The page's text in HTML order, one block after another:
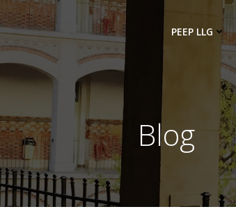
PEEP LLG
Blog